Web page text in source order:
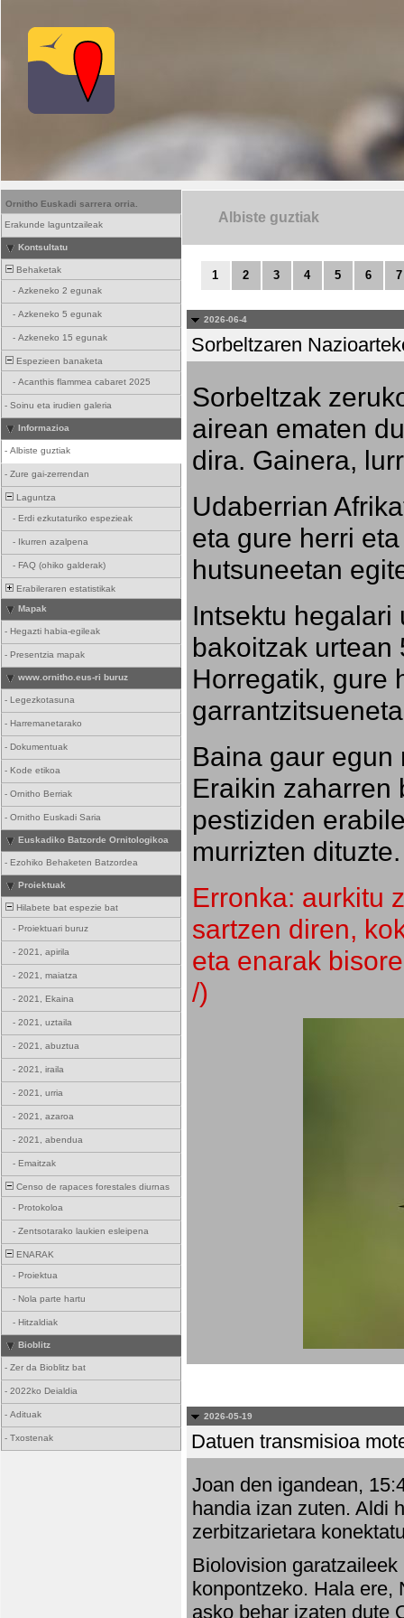
Ornitho Euskadi sarrera orria.
Erakunde laguntzaileak
Kontsultatu
Behaketak
- Azkeneko 2 egunak
- Azkeneko 5 egunak
- Azkeneko 15 egunak
Espezieen banaketa
- Acanthis flammea cabaret 2025
- Soinu eta irudien galeria
Informazioa
- Albiste guztiak
- Zure gai-zerrendan
Laguntza
- Erdi ezkutaturiko espezieak
- Ikurren azalpena
- FAQ (ohiko galderak)
Erabileraren estatistikak
Mapak
- Hegazti habia-egileak
- Presentzia mapak
www.ornitho.eus-ri buruz
- Legezkotasuna
- Harremanetarako
- Dokumentuak
- Kode etikoa
- Ornitho Berriak
- Ornitho Euskadi Saria
Euskadiko Batzorde Ornitologikoa
- Ezohiko Behaketen Batzordea
Proiektuak
Hilabete bat espezie bat
- Proiektuari buruz
- 2021, apirila
- 2021, maiatza
- 2021, Ekaina
- 2021, uztaila
- 2021, abuztua
- 2021, iraila
- 2021, urria
- 2021, azaroa
- 2021, abendua
- Emaitzak
Censo de rapaces forestales diurnas
- Protokoloa
- Zentsotarako laukien esleipena
ENARAK
- Proiektua
- Nola parte hartu
- Hitzaldiak
Bioblitz
- Zer da Bioblitz bat
- 2022ko Deialdia
- Adituak
- Txostenak
Albiste guztiak
1 2 3 4 5 6 7
2026-06-4
Sorbeltzaren
Sorbeltzak
airean ematen
dira. Gainera,
Udaberrian
eta gure herri
hutsuneetan
Intsektu hegalari
bakoitzak urtean
Horregatik, gure
Baina gaur egun
Eraikin zaharren
pestiziden
murrizten dituzte.
Erronka: aurkitu
sartzen diren,
eta enarak
/)
2026-05-19
Datuen transmisioa
Joan den igandean,
handia izan zuten. Aldi
zerbitzarietara
Biolovision
konpontzeko. Hala ere,
asko behar izaten dute